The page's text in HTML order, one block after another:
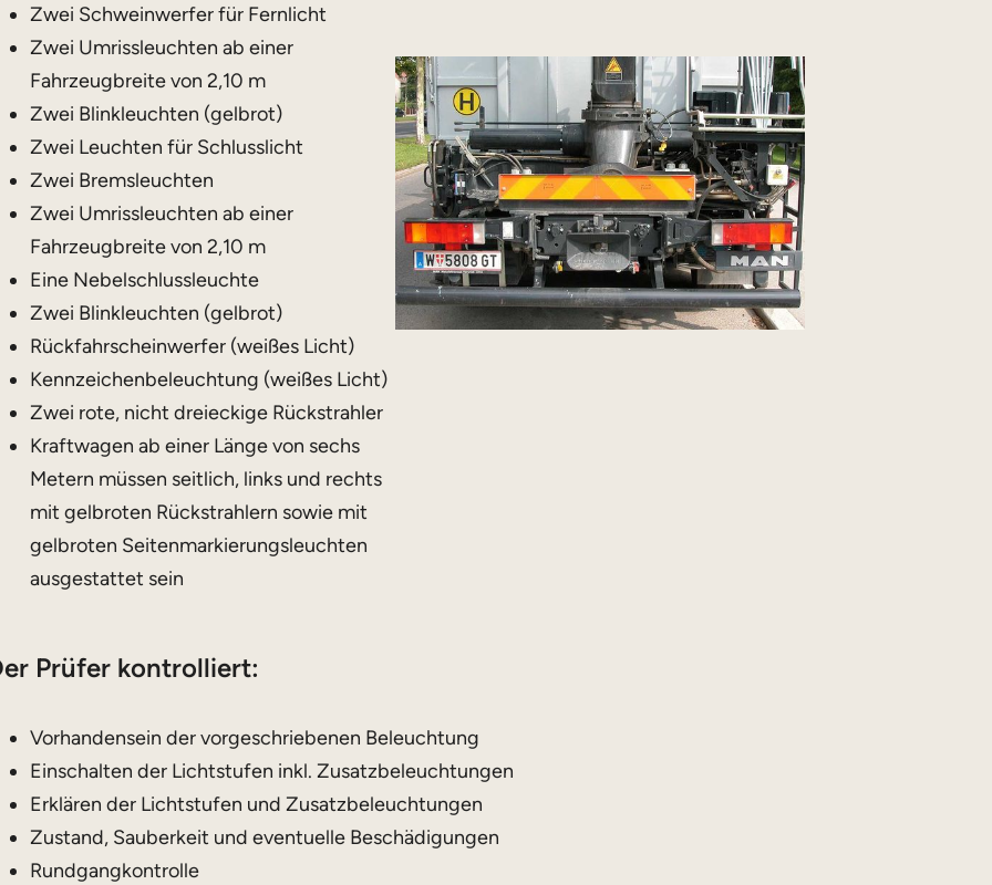
Zwei Schweinwerfer für Fernlicht
Zwei Umrissleuchten ab einer
Fahrzeugbreite von 2,10 m
Zwei Blinkleuchten (gelbrot)
Zwei Leuchten für Schlusslicht
Zwei Bremsleuchten
Zwei Umrissleuchten ab einer
Fahrzeugbreite von 2,10 m
Eine Nebelschlussleuchte
Zwei Blinkleuchten (gelbrot)
Rückfahrscheinwerfer (weißes Licht)
Kennzeichenbeleuchtung (weißes Licht)
Zwei rote, nicht dreieckige Rückstrahler
Kraftwagen ab einer Länge von sechs
Metern müssen seitlich, links und rechts
mit gelbroten Rückstrahlern sowie mit
gelbroten Seitenmarkierungsleuchten
ausgestattet sein
Prüfer kontrolliert:
Vorhandensein der vorgeschriebenen Beleuchtung
Einschalten der Lichtstufen inkl. Zusatzbeleuchtungen
Erklären der Lichtstufen und Zusatzbeleuchtungen
Zustand, Sauberkeit und eventuelle Beschädigungen
Rundgangkontrolle